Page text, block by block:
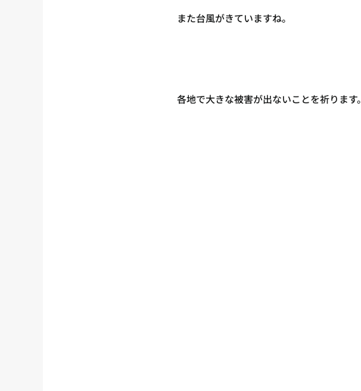
また台風がきていますね。
各地で大きな被害が出ないことを祈ります。